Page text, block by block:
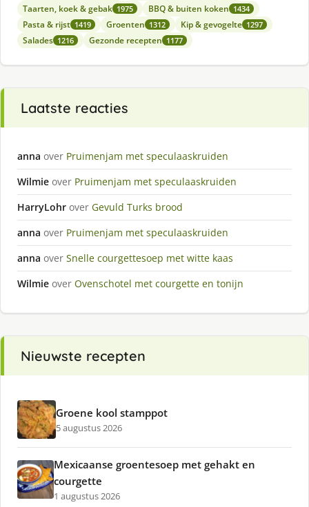
Taarten, koek & gebak 1975 BBQ & buiten koken 1434
Pasta & rijst 1419 Groenten 1312 Kip & gevogelte 1297
Salades 1216 Gezonde recepten 1177
Laatste reacties
anna over Pruimenjam met speculaaskruiden
Wilmie over Pruimenjam met speculaaskruiden
HarryLohr over Gevuld Turks brood
anna over Pruimenjam met speculaaskruiden
anna over Snelle courgettesoep met witte kaas
Wilmie over Ovenschotel met courgette en tonijn
Nieuwste recepten
Groene kool stamppot
5 augustus 2026
Mexicaanse groentesoep met gehakt en
courgette
1 augustus 2026